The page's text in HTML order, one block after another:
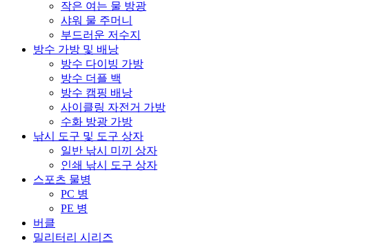
작은 여는 물 방광
샤워 물 주머니
부드러운 저수지
방수 가방 및 배낭
방수 다이빙 가방
방수 더플 백
방수 캠핑 배낭
사이클링 자전거 가방
수화 방광 가방
낚시 도구 및 도구 상자
일반 낚시 미끼 상자
인쇄 낚시 도구 상자
스포츠 물병
PC 병
PE 병
버클
밀리터리 시리즈